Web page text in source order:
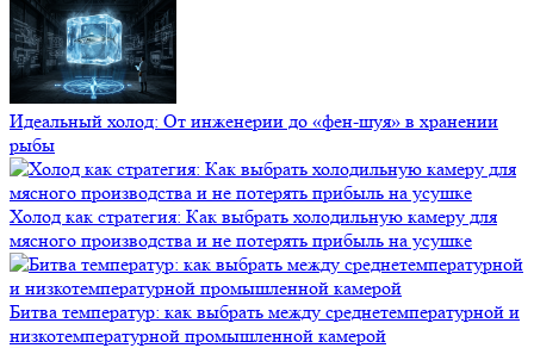
Идеальный холод: От инженерии до «фен-шуя» в хранении
рыбы
Холод как стратегия: Как выбрать холодильную камеру для
мясного производства и не потерять прибыль на усушке
Битва температур: как выбрать между среднетемпературной и
низкотемпературной промышленной камерой